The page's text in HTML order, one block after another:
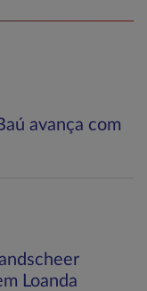
avança com
Loanda